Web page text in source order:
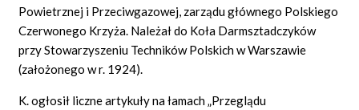
Powietrznej i Przeciwgazowej, zarządu głównego Polskiego
Czerwonego Krzyża. Należał do Koła Darmsztadczyków
przy Stowarzyszeniu Techników Polskich w Warszawie
(założonego w r. 1924).
K. ogłosił liczne artykuły na łamach „Przeglądu